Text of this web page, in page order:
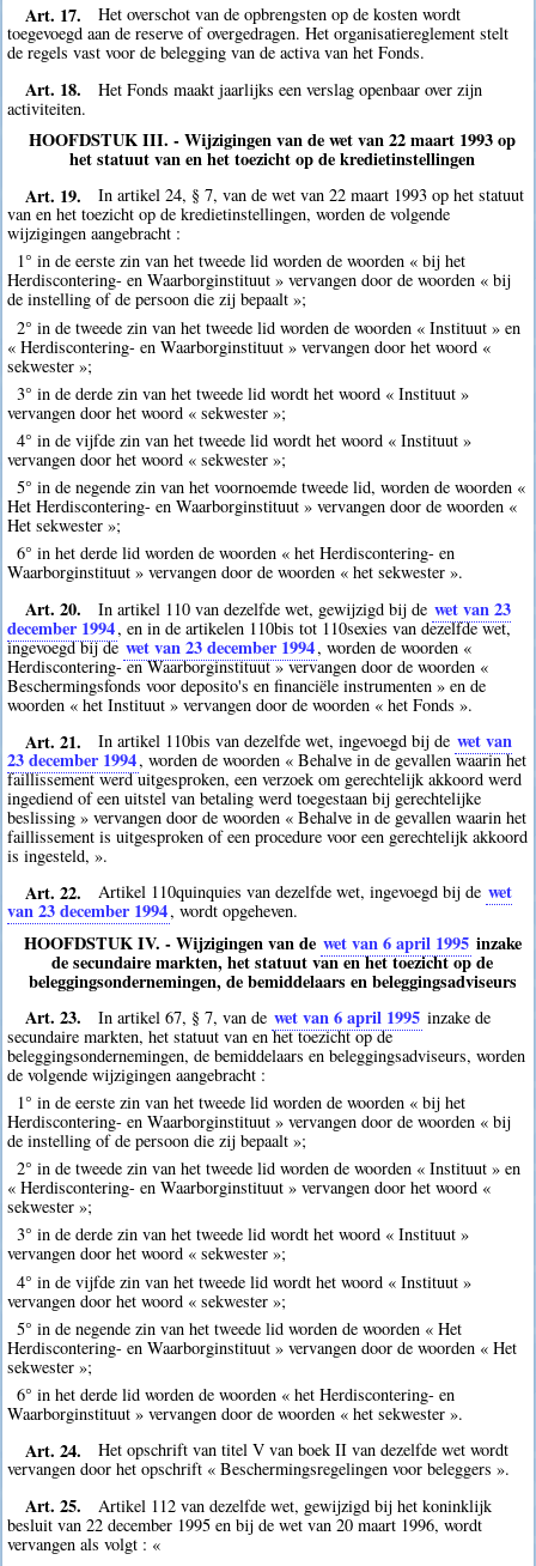
Art. 17.
Het overschot van de opbrengsten op de kosten wordt
toegevoegd aan de reserve of overgedragen. Het organisatiereglement stelt
de regels vast voor de belegging van de activa van het Fonds.
Art. 18.
Het Fonds maakt jaarlijks een verslag openbaar over zijn
activiteiten.
HOOFDSTUK III. - Wijzigingen van de wet van 22 maart 1993 op
het statuut van en het toezicht op de kredietinstellingen
Art. 19.
In artikel 24, § 7, van de wet van 22 maart 1993 op het statuut
van en het toezicht op de kredietinstellingen, worden de volgende
wijzigingen aangebracht :
1° in de eerste zin van het tweede lid worden de woorden « bij het
Herdiscontering- en Waarborginstituut » vervangen door de woorden « bij
de instelling of de persoon die zij bepaalt »;
2° in de tweede zin van het tweede lid worden de woorden « Instituut » en
« Herdiscontering- en Waarborginstituut » vervangen door het woord «
sekwester »;
3° in de derde zin van het tweede lid wordt het woord « Instituut »
vervangen door het woord « sekwester »;
4° in de vijfde zin van het tweede lid wordt het woord « Instituut »
vervangen door het woord « sekwester »;
5° in de negende zin van het voornoemde tweede lid, worden de woorden «
Het Herdiscontering- en Waarborginstituut » vervangen door de woorden «
Het sekwester »;
6° in het derde lid worden de woorden « het Herdiscontering- en
Waarborginstituut » vervangen door de woorden « het sekwester ».
Art. 20. In artikel 110 van dezelfde wet, gewijzigd bij de wet van 23
december 1994, en in de artikelen 110bis tot 110sexies van dezelfde wet,
ingevoegd bij de wet van 23 december 1994, worden de woorden «
Herdiscontering- en Waarborginstituut » vervangen door de woorden «
Beschermingsfonds voor deposito's en financiële instrumenten » en de
woorden « het Instituut » vervangen door de woorden « het Fonds ».
Art. 21. In artikel 110bis van dezelfde wet, ingevoegd bij de wet van
23 december 1994, worden de woorden « Behalve in de gevallen waarin het
faillissement werd uitgesproken, een verzoek om gerechtelijk akkoord werd
ingediend of een uitstel van betaling werd toegestaan bij gerechtelijke
beslissing » vervangen door de woorden « Behalve in de gevallen waarin het
faillissement is uitgesproken of een procedure voor een gerechtelijk akkoord
is ingesteld, ».
Art. 22. Artikel 110quinquies van dezelfde wet, ingevoegd bij de wet
van 23 december 1994, wordt opgeheven.
HOOFDSTUK IV. - Wijzigingen van de wet van 6 april 1995 inzake
de secundaire markten, het statuut van en het toezicht op de
beleggingsondernemingen, de bemiddelaars en beleggingsadviseurs
Art. 23.
In artikel 67, § 7, van de wet van 6 april 1995 inzake de
secundaire markten, het statuut van en het toezicht op de
beleggingsondernemingen, de bemiddelaars en beleggingsadviseurs, worden
de volgende wijzigingen aangebracht :
1° in de eerste zin van het tweede lid worden de woorden « bij het
Herdiscontering- en Waarborginstituut » vervangen door de woorden « bij
de instelling of de persoon die zij bepaalt »;
2° in de tweede zin van het tweede lid worden de woorden « Instituut » en
« Herdiscontering- en Waarborginstituut » vervangen door het woord «
sekwester »;
3° in de derde zin van het tweede lid wordt het woord « Instituut »
vervangen door het woord « sekwester »;
4° in de vijfde zin van het tweede lid wordt het woord « Instituut »
vervangen door het woord « sekwester »;
5° in de negende zin van het tweede lid worden de woorden « Het
Herdiscontering- en Waarborginstituut » vervangen door de woorden « Het
sekwester »;
6° in het derde lid worden de woorden « het Herdiscontering- en
Waarborginstituut » vervangen door de woorden « het sekwester ».
Art. 24.
Het opschrift van titel V van boek II van dezelfde wet wordt
vervangen door het opschrift « Beschermingsregelingen voor beleggers ».
Art. 25.
Artikel 112 van dezelfde wet, gewijzigd bij het koninklijk
besluit van 22 december 1995 en bij de wet van 20 maart 1996, wordt
vervangen als volgt : «